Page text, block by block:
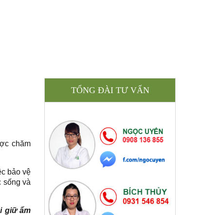
chăm
bảo vệ
sống và
giữ ẩm
TỔNG ĐÀI TƯ VẤN